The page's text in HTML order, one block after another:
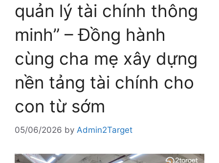
quản lý tài chính thông
minh” – Đồng hành
cùng cha mẹ xây dựng
nền tảng tài chính cho
con từ sớm
05/06/2026 by Admin2Target